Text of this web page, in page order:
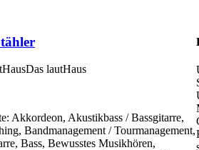
Das lautHaus
Akkordeon, Akustikbass / Bassgitarre,
Bandmanagement / Tourmanagement,
Bass, Bewusstes Musikhören,